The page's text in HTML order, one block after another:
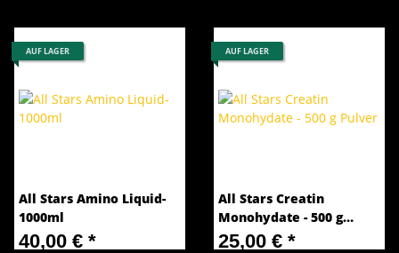
AUF LAGER
All Stars Amino Liquid-
1000ml
40,00 € *
AUF LAGER
All Stars Creatin
Monohydate - 500 g
Pulver
25,00 € *